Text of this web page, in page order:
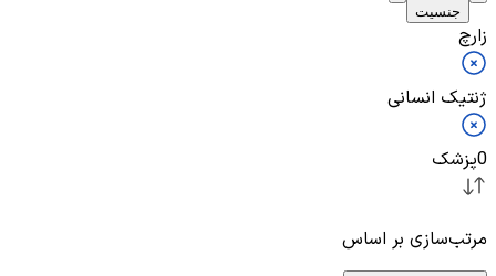
جنسیت
زارچ
ژنتیک انسانی
0پزشک
مرتب‌سازی بر اساس